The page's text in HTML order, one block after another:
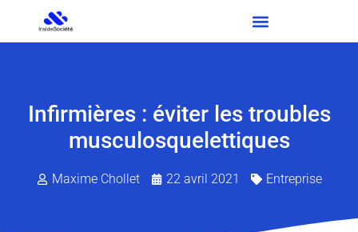
Infirmières : éviter les troubles
musculosquelettiques
Maxime Chollet 22 avril 2021 Entreprise